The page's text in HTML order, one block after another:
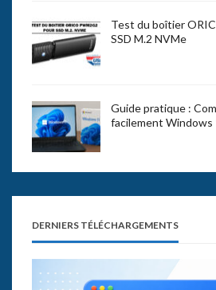
Test du boîtier
SSD M.2 NVMe
Guide pratique :
facilement Windows
DERNIERS TÉLÉCHARGEMENTS